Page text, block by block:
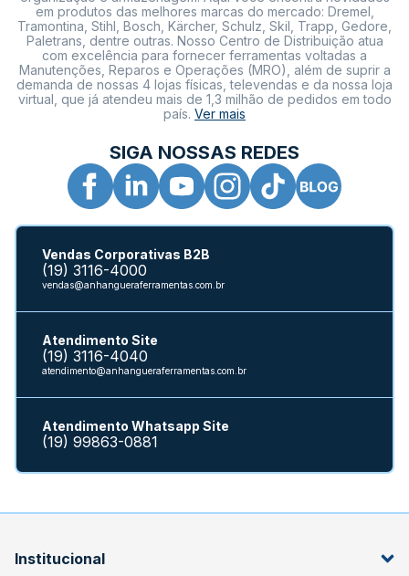
em produtos das melhores marcas do mercado: Dremel,
Tramontina, Stihl, Bosch, Kärcher, Schulz, Skil, Trapp, Gedore,
Paletrans, dentre outras. Nosso Centro de Distribuição atua
com excelência para fornecer ferramentas voltadas a
Manutenções, Reparos e Operações (MRO), além de suprir a
demanda de nossas 4 lojas físicas, televendas e da nossa loja
virtual, que já atendeu mais de 1,3 milhão de pedidos em todo
país. Ver mais
SIGA NOSSAS REDES
Vendas Corporativas B2B
(19) 3116-4000
vendas@anhangueraferramentas.com.br
Atendimento Site
(19) 3116-4040
atendimento@anhangueraferramentas.com.br
Atendimento Whatsapp Site
(19) 99863-0881
Institucional